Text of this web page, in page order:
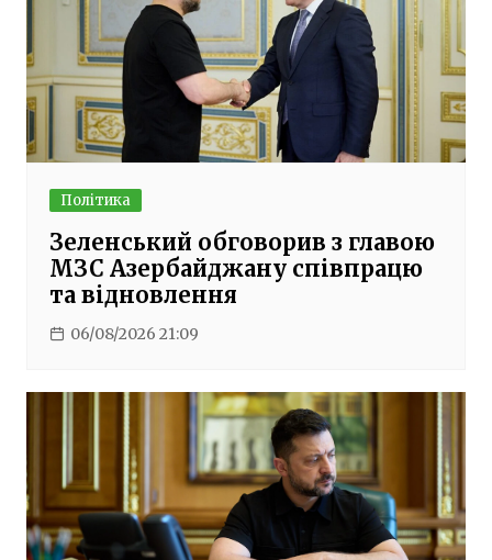
Політика
Зеленський обговорив з главою
МЗС Азербайджану співпрацю
та відновлення
06/08/2026 21:09